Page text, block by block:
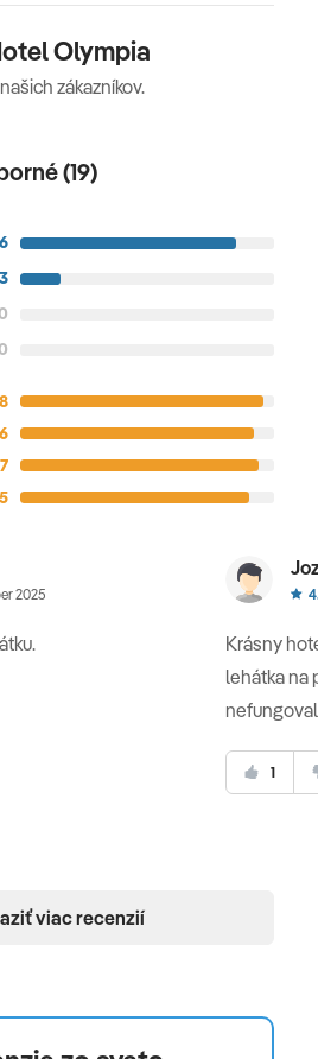
Olympia
zákazníkov.
(19)
3
2025
Krásny
lehátka na
1
viac recenzií